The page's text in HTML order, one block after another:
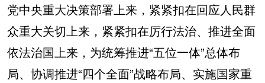
党中央重大决策部署上来，紧紧扣在回应人民群
众重大关切上来，紧紧扣在厉行法治、推进全面
依法治国上来，为统筹推进“五位一体”总体布
局、协调推进“四个全面”战略布局、实施国家重